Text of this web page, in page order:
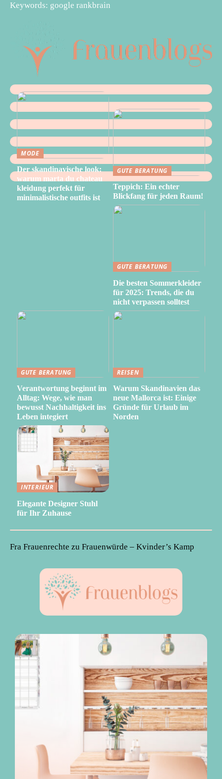
Keywords: google rankbrain
MODE
Der skandinavische look:
warum marta du chateau
kleidung perfekt für
minimalistische outfits ist
GUTE BERATUNG
Teppich: Ein echter
Blickfang für jeden Raum!
GUTE BERATUNG
Die besten Sommerkleider
für 2025: Trends, die du
nicht verpassen solltest
GUTE BERATUNG
Verantwortung beginnt im
Alltag: Wege, wie man
bewusst Nachhaltigkeit ins
Leben integiert
REISEN
Warum Skandinavien das
neue Mallorca ist: Einige
Gründe für Urlaub im
Norden
INTERIEUR
Elegante Designer Stuhl
für Ihr Zuhause
Fra Frauenrechte zu Frauenwürde – Kvinder’s Kamp